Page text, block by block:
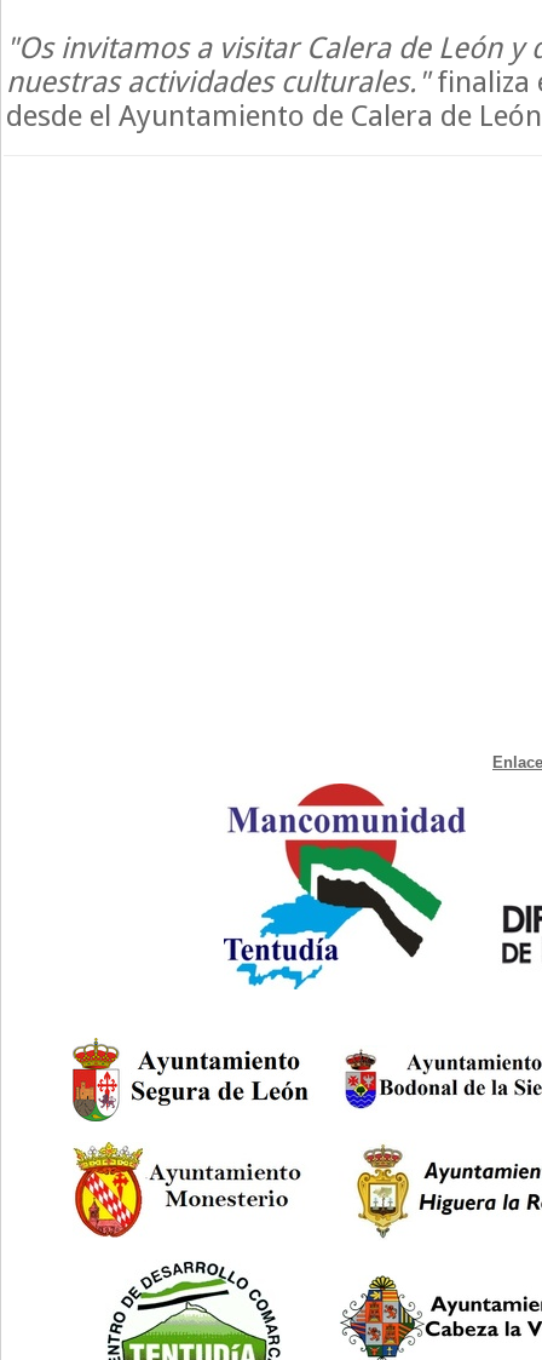
"Os invitamos a visitar Calera de León
nuestras actividades culturales."finaliza
desde el Ayuntamiento de Calera de León